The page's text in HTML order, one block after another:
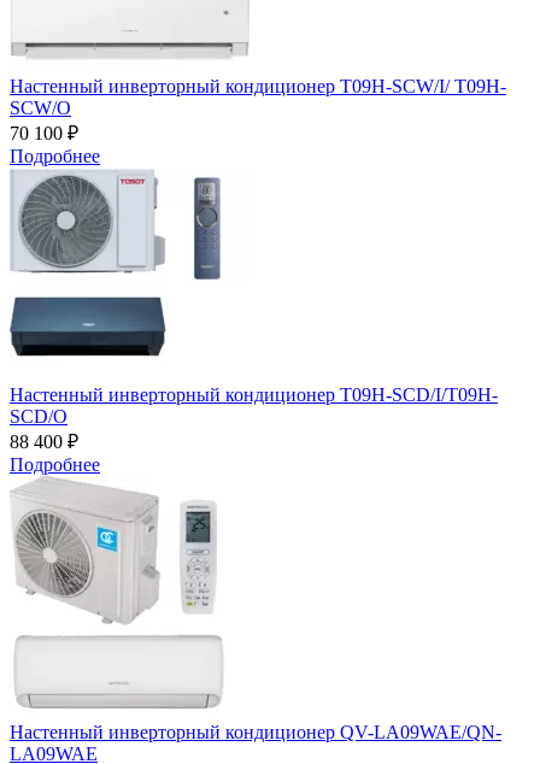
Настенный инверторный кондиционер T09H-SCW/I/ T09H-
SCW/O
70 100 ₽
Подробнее
Настенный инверторный кондиционер T09H-SCD/I/T09H-
SCD/O
88 400 ₽
Подробнее
Настенный инверторный кондиционер QV-LA09WAE/QN-
LA09WAE